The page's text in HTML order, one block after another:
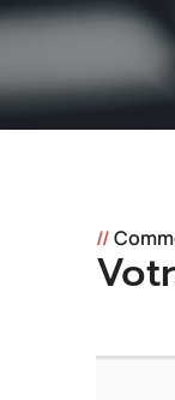
//